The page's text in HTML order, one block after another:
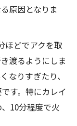
原因となりま
ほどでアクを取
渡るようにしま
なりすぎたり、
す。特にカレイ
10分程度で火